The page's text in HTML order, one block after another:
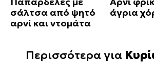
σάλτσα από ψητό
αρνί και ντομάτα
άγρια
Περισσότερα για